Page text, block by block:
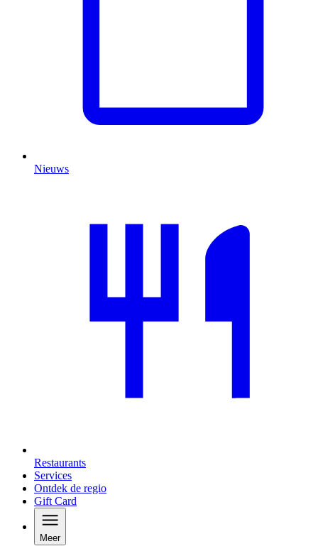
Nieuws
Restaurants
Services
Ontdek de regio
Gift Card
Meer